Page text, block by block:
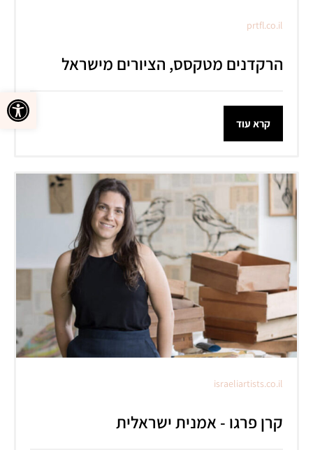
פתח
prtfl.co.il
הרקדנים מטקסס, הציורים מישראל
קרא עוד
israeliartists.co.il
קרן פרגו - אמנית ישראלית